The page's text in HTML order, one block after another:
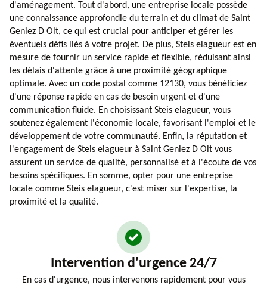
d'aménagement. Tout d'abord, une entreprise locale possède
une connaissance approfondie du terrain et du climat de Saint
Geniez D Olt, ce qui est crucial pour anticiper et gérer les
éventuels défis liés à votre projet. De plus, Steis elagueur est en
mesure de fournir un service rapide et flexible, réduisant ainsi
les délais d'attente grâce à une proximité géographique
optimale. Avec un code postal comme 12130, vous bénéficiez
d'une réponse rapide en cas de besoin urgent et d'une
communication fluide. En choisissant Steis elagueur, vous
soutenez également l'économie locale, favorisant l'emploi et le
développement de votre communauté. Enfin, la réputation et
l'engagement de Steis elagueur à Saint Geniez D Olt vous
assurent un service de qualité, personnalisé et à l'écoute de vos
besoins spécifiques. En somme, opter pour une entreprise
locale comme Steis elagueur, c'est miser sur l'expertise, la
proximité et la qualité.
Intervention d'urgence 24/7
En cas d'urgence, nous intervenons rapidement pour vous